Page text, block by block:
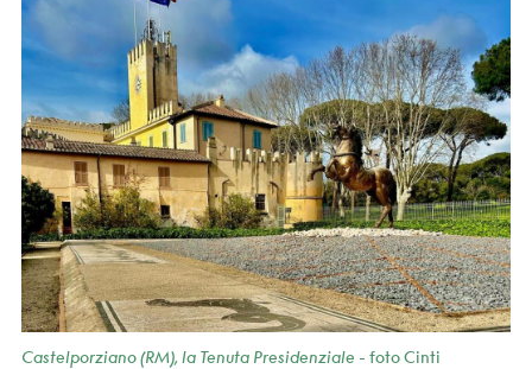
Castelporziano (RM), la Tenuta Presidenziale - foto Cinti